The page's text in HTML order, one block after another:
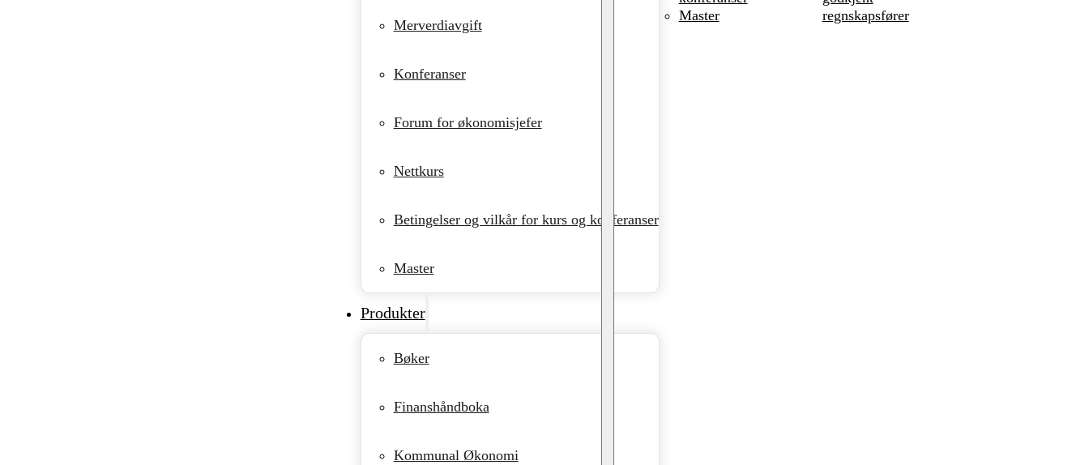
Merverdiavgift
Konferanser
Forum for økonomisjefer
Nettkurs
Betingelser og vilkår for kurs og konferanser
Master
Produkter
Bøker
Finanshåndboka
Kommunal Økonomi
Master
regnskapsfører